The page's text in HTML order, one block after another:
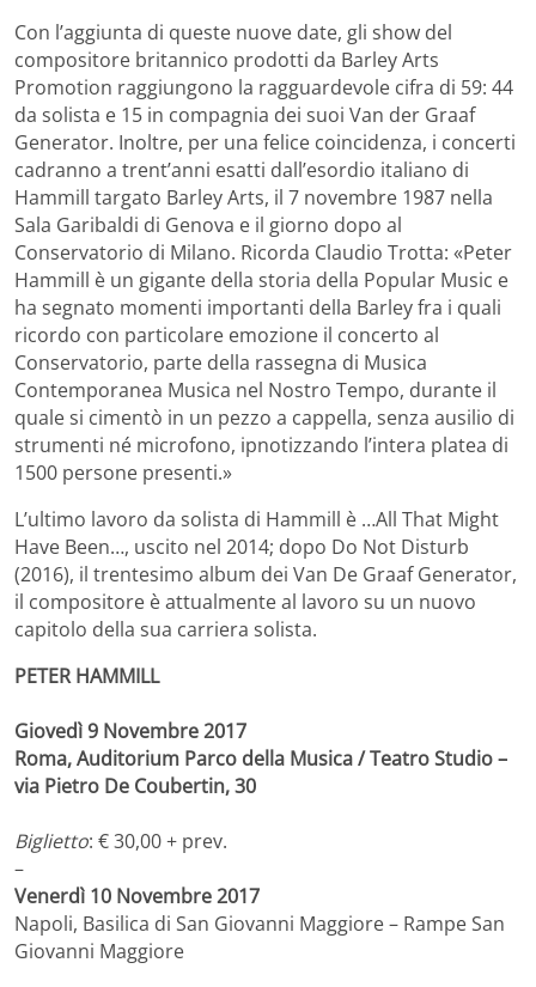
Con l’aggiunta di queste nuove date, gli show del
compositore britannico prodotti da Barley Arts
Promotion raggiungono la ragguardevole cifra di 59: 44
da solista e 15 in compagnia dei suoi Van der Graaf
Generator. Inoltre, per una felice coincidenza, i concerti
cadranno a trent’anni esatti dall’esordio italiano di
Hammill targato Barley Arts, il 7 novembre 1987 nella
Sala Garibaldi di Genova e il giorno dopo al
Conservatorio di Milano. Ricorda Claudio Trotta: «Peter
Hammill è un gigante della storia della Popular Music e
ha segnato momenti importanti della Barley fra i quali
ricordo con particolare emozione il concerto al
Conservatorio, parte della rassegna di Musica
Contemporanea Musica nel Nostro Tempo, durante il
quale si cimentò in un pezzo a cappella, senza ausilio di
strumenti né microfono, ipnotizzando l’intera platea di
1500 persone presenti.»
L’ultimo lavoro da solista di Hammill è …All That Might
Have Been…, uscito nel 2014; dopo Do Not Disturb
(2016), il trentesimo album dei Van De Graaf Generator,
il compositore è attualmente al lavoro su un nuovo
capitolo della sua carriera solista.
PETER HAMMILL
Giovedì 9 Novembre 2017
Roma, Auditorium Parco della Musica / Teatro Studio –
via Pietro De Coubertin, 30
Biglietto: € 30,00 + prev.
–
Venerdì 10 Novembre 2017
Napoli, Basilica di San Giovanni Maggiore – Rampe San
Giovanni Maggiore